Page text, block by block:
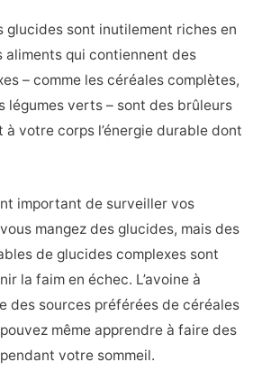
glucides sont inutilement riches en
aliments qui contiennent des
– comme les céréales complètes,
légumes verts – sont des brûleurs
à votre corps l’énergie durable dont
important de surveiller vos
mangez des glucides, mais des
de glucides complexes sont
la faim en échec. L’avoine à
des sources préférées de céréales
même apprendre à faire des
votre sommeil.